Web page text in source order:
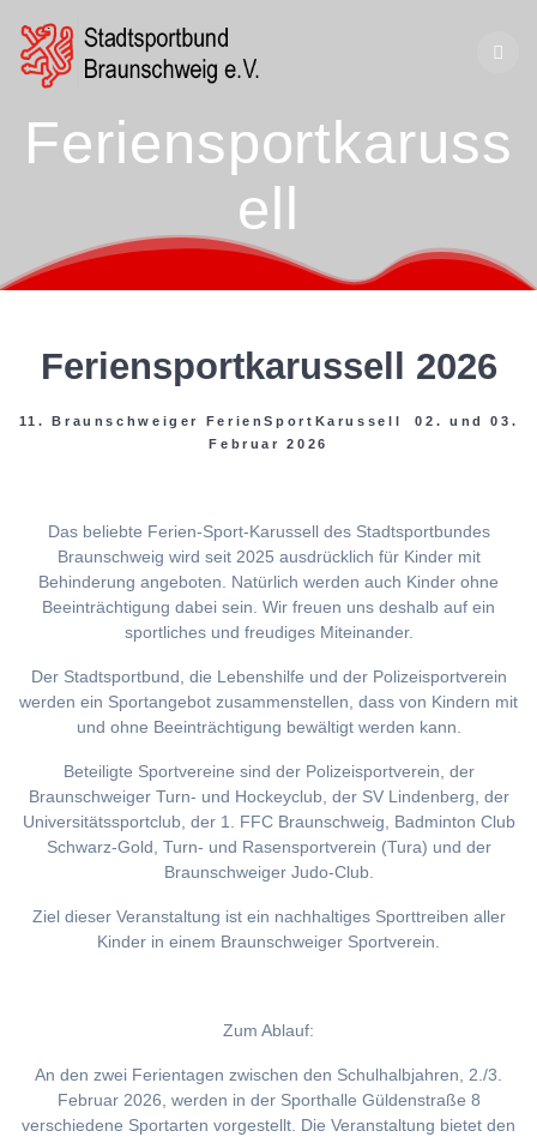
Feriensportkaruss
ell
Feriensportkarussell 2026
11. Braunschweiger FerienSportKarussell 02. und 03.
Februar 2026
Das beliebte Ferien-Sport-Karussell des Stadtsportbundes
Braunschweig wird seit 2025 ausdrücklich für Kinder mit
Behinderung angeboten. Natürlich werden auch Kinder ohne
Beeinträchtigung dabei sein. Wir freuen uns deshalb auf ein
sportliches und freudiges Miteinander.
Der Stadtsportbund, die Lebenshilfe und der Polizeisportverein
werden ein Sportangebot zusammenstellen, dass von Kindern mit
und ohne Beeinträchtigung bewältigt werden kann.
Beteiligte Sportvereine sind der Polizeisportverein, der
Braunschweiger Turn- und Hockeyclub, der SV Lindenberg, der
Universitätssportclub, der 1. FFC Braunschweig, Badminton Club
Schwarz-Gold, Turn- und Rasensportverein (Tura) und der
Braunschweiger Judo-Club.
Ziel dieser Veranstaltung ist ein nachhaltiges Sporttreiben aller
Kinder in einem Braunschweiger Sportverein.
Zum Ablauf:
An den zwei Ferientagen zwischen den Schulhalbjahren, 2./3.
Februar 2026, werden in der Sporthalle Güldenstraße 8
verschiedene Sportarten vorgestellt. Die Veranstaltung bietet den